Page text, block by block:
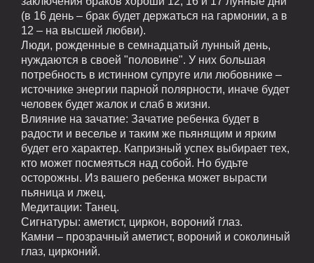
(в 16 день – брак будет держаться на гармонии, а в
12 – на высшей любви).
Люди, рожденные в семнадцатый лунный день,
нуждаются в своей "половине". У них большая
потребность в истинном супруге или любовнике –
источнике энергии парной полярности, иначе будет
человек будет жалок и слаб в жизни.
Влияние на зачатие: Зачатие ребенка будет в
радости и веселье и таким же пьянящим и ярким
будет его характер. Капризный успех выбирает тех,
кто может посмеяться над собой. Но будьте
осторожны. Из вашего ребенка может вырасти
пьяница и лжец.
Медитации: Танец.
Сигнатуры: аметист, циркон, вороний глаз.
Камни – прозрачный аметист, вороний и соколиный
глаз, цирконий.